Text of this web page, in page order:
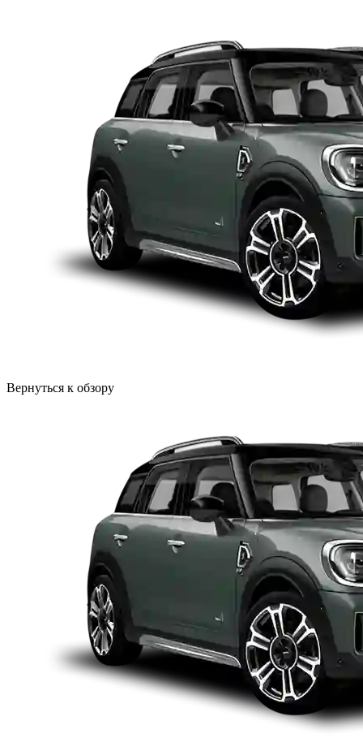
Вернуться к обзору